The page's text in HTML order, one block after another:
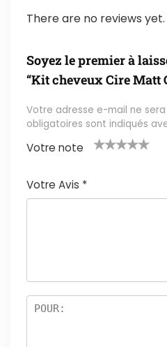
There are no reviews yet.
Soyez le premier à
“Kit cheveux Cire Matt
Votre adresse e-mail ne
obligatoires sont indiqués
Votre note
t
5
s
5
Votre Avis *